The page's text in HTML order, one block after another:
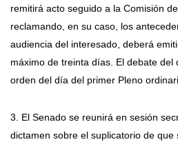
remitirá acto seguido a la Comisión
reclamando, en su caso, los
audiencia del interesado, deberá
máximo de treinta días. El debate del
orden del día del primer Pleno
3. El Senado se reunirá en sesión
dictamen sobre el suplicatorio de